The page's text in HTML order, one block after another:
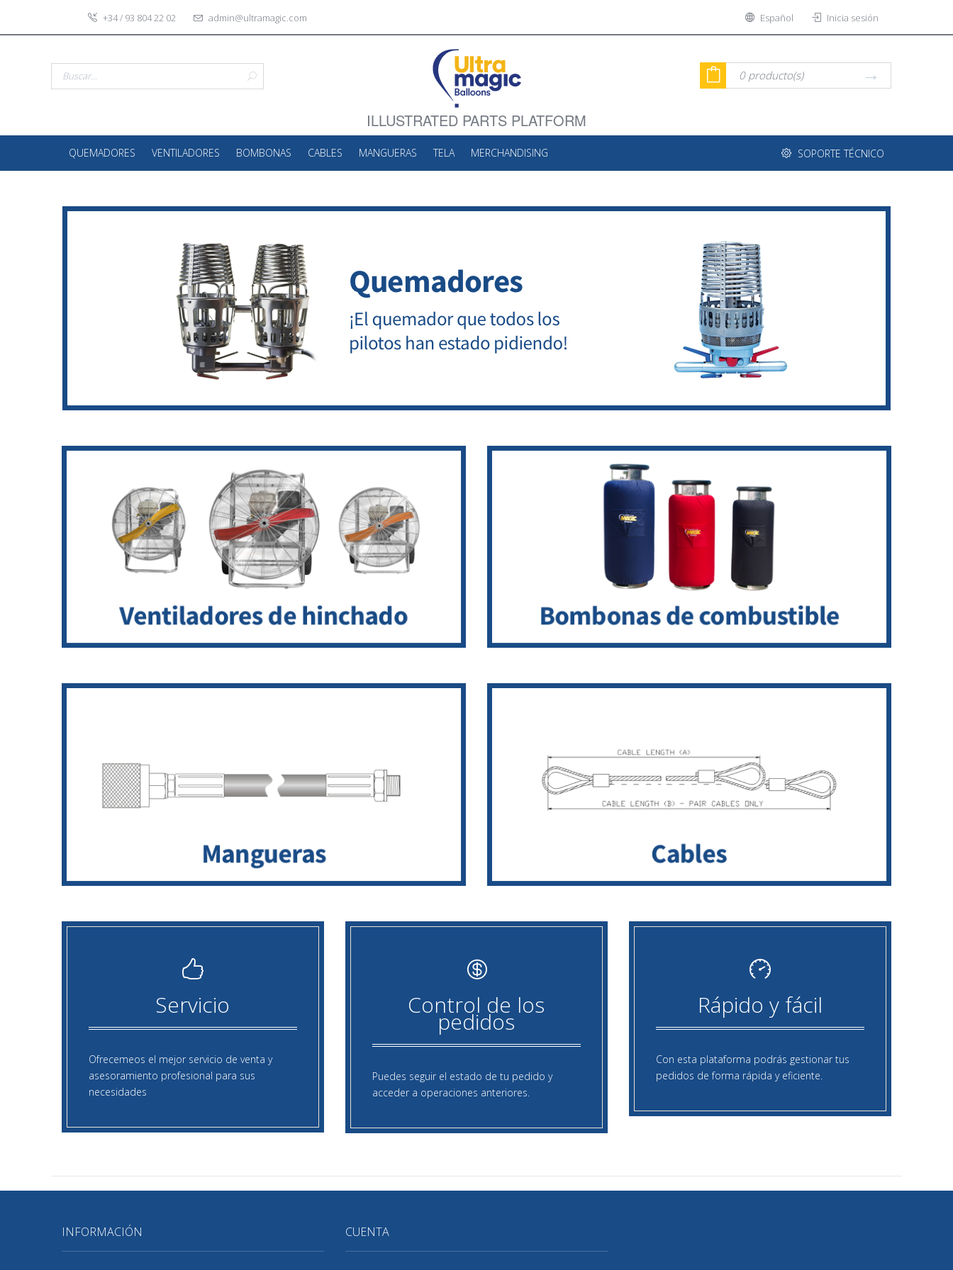
+34 / 93 804 22 02 admin@ultramagic.com Español Inicia sesión
ILLUSTRATED PARTS PLATFORM
0 producto(s)
QUEMADORES VENTILADORES BOMBONAS CABLES MANGUERAS TELA MERCHANDISING SOPORTE TÉCNICO
Servicio
Ofrecemeos el mejor servicio de venta y
asesoramiento profesional para sus
necesidades
Control de los
pedidos
Puedes seguir el estado de tu pedido y
acceder a operaciones anteriores.
Rápido y fácil
Con esta plataforma podrás gestionar tus
pedidos de forma rápida y eficiente.
INFORMACIÓN CUENTA